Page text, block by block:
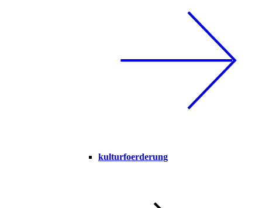
kulturfoerderung